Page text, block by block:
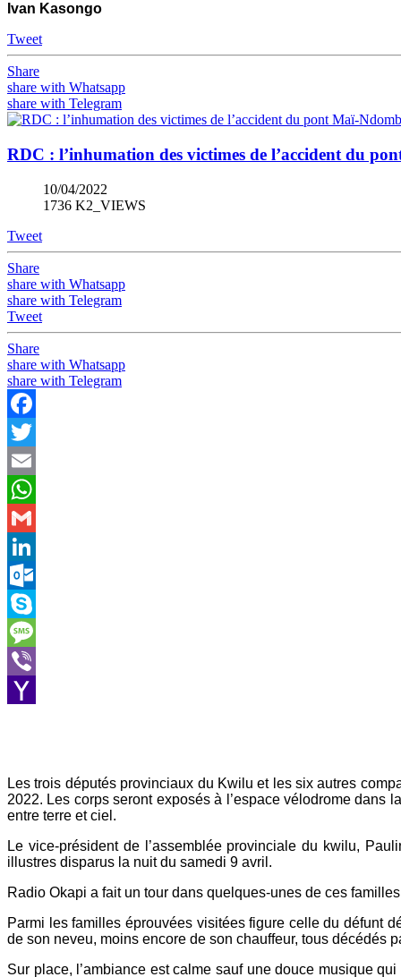
Ivan Kasongo
Tweet
Share
share with Whatsapp
share with Telegram
RDC : l’inhumation des victimes de l’accident du
10/04/2022
1736 K2_VIEWS
Tweet
Share
share with Whatsapp
share with Telegram
Tweet
Share
share with Whatsapp
share with Telegram
Facebook
Twitter
Email
WhatsApp
Gmail
LinkedIn
Outlook.com
Skype
Message
Viber
Les trois députés provinciaux du Kwilu et les six autres
2022. Les corps seront exposés à l’espace vélodrome dans
entre terre et ciel.
Le vice-président de l’assemblée provinciale du kwilu,
illustres disparus la nuit du samedi 9 avril.
Radio Okapi a fait un tour dans quelques-unes de ces
Parmi les familles éprouvées visitées figure celle du défunt
de son neveu, moins encore de son chauffeur, tous décédés
Sur place, l’ambiance est calme sauf une douce musique